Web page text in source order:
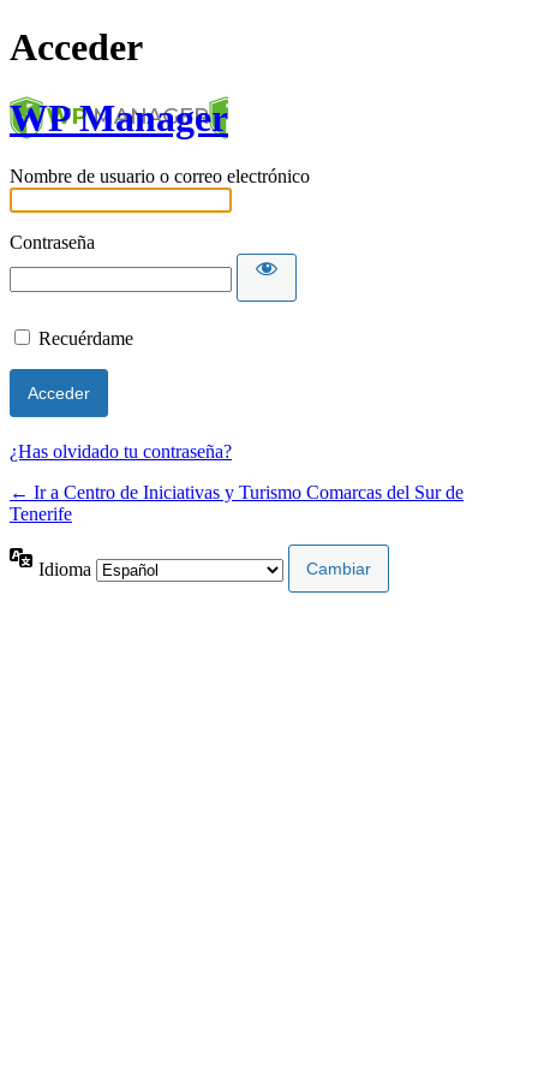
Acceder
WP Manager
Nombre de usuario o correo electrónico
Contraseña
Recuérdame
¿Has olvidado tu contraseña?
← Ir a Centro de Iniciativas y Turismo Comarcas del Sur de
Tenerife
Idioma